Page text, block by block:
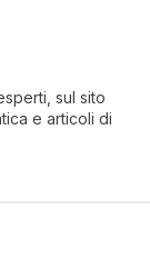
sul sito
e articoli di